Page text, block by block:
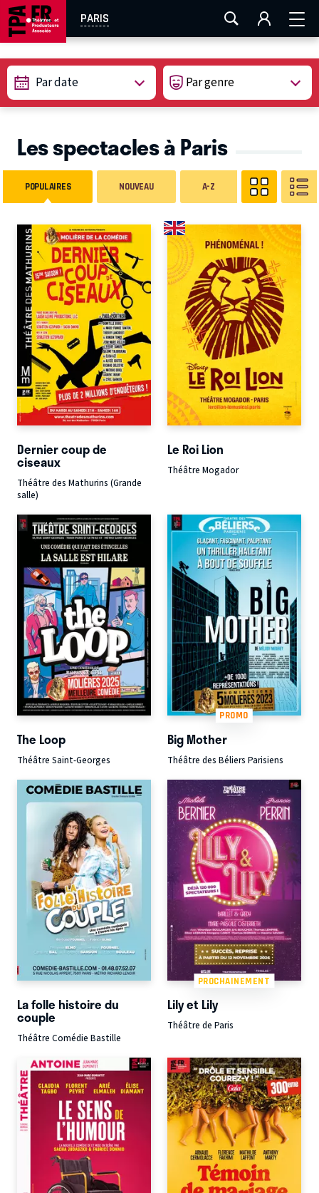
PARIS
AIX-MARSEILLE LA ROCHELLE
EN TOURNÉE
Par date
Les spectacles à Paris
POPULAIRES NOUVEAU A-Z
Dernier coup de
ciseaux
Théâtre des Mathurins (Grande
salle)
Le Roi Lion
Théâtre Mogador
The Loop
Théâtre Saint-Georges
PROMO
Big Mother
Théâtre des Béliers Parisiens
La folle histoire du
couple
Théâtre Comédie Bastille
PROCHAINEMENT
Lily et Lily
Théâtre de Paris